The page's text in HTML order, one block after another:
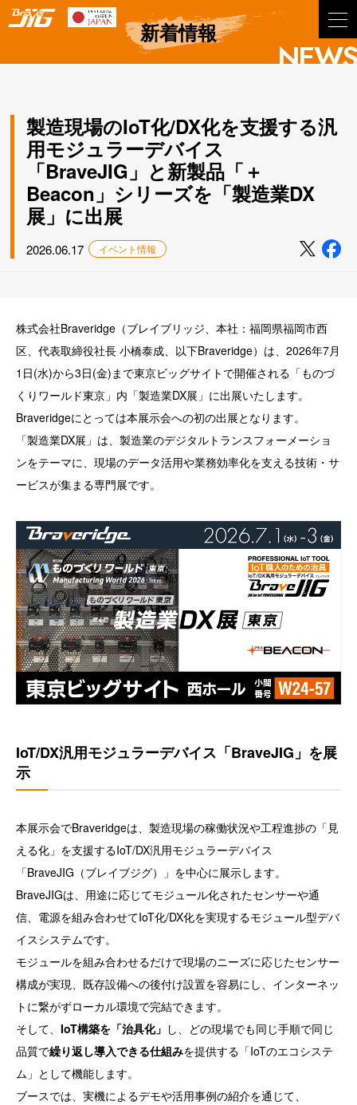
BraveJIG
新着情報
NEWS
製造現場のIoT化/DX化を支援する汎
用モジュラーデバイス
「BraveJIG」と新製品「＋
Beacon」シリーズを「製造業DX
展」に出展
2026.06.17 イベント情報
株式会社Braveridge（ブレイブリッジ、本社：福岡県福岡市西
区、代表取締役社長 小橋泰成、以下Braveridge）は、2026年7月
1日(水)から3日(金)まで東京ビッグサイトで開催される「ものづ
くりワールド東京」内「製造業DX展」に出展いたします。
Braveridgeにとっては本展示会への初の出展となります。
「製造業DX展」は、製造業のデジタルトランスフォーメーショ
ンをテーマに、現場のデータ活用や業務効率化を支える技術・サ
ービスが集まる専門展です。
IoT/DX汎用モジュラーデバイス「BraveJIG」を展
示
本展示会でBraveridgeは、製造現場の稼働状況や工程進捗の「見
える化」を支援するIoT/DX汎用モジュラーデバイス
「BraveJIG（ブレイブジグ）」を中心に展示します。
BraveJIGは、用途に応じてモジュール化されたセンサーや通
信、電源を組み合わせてIoT化/DX化を実現するモジュール型デバ
イスシステムです。
モジュールを組み合わせるだけで現場のニーズに応じたセンサー
構成が実現、既存設備への後付け設置を容易にし、インターネッ
トに繋がずローカル環境で完結できます。
そして、 IoT構築を「治具化」 し、どの現場でも同じ手順で同じ
品質で繰り返し導入できる仕組みを提供する「IoTのエコシステ
ム」として機能します。
ブースでは、実機によるデモや活用事例の紹介を通じて、